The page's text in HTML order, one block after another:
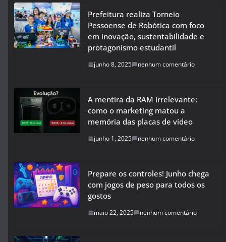
Prefeitura realiza Torneio
Pessoense de Robótica com foco
em inovação, sustentabilidade e
protagonismo estudantil
junho 8, 2025 nenhum comentário
A mentira da RAM irrelevante:
como o marketing matou a
memória das placas de vídeo
junho 1, 2025 nenhum comentário
Prepare os controles! Junho chega
com jogos de peso para todos os
gostos
maio 22, 2025 nenhum comentário